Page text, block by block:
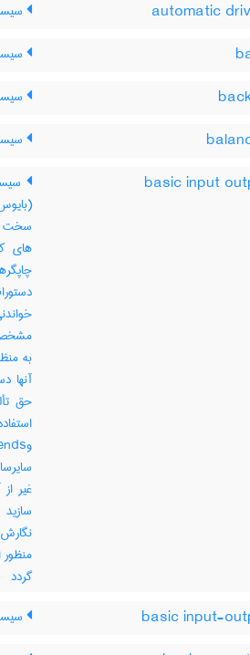
سخت
های
مشخص
به
حق
غیر
گردد